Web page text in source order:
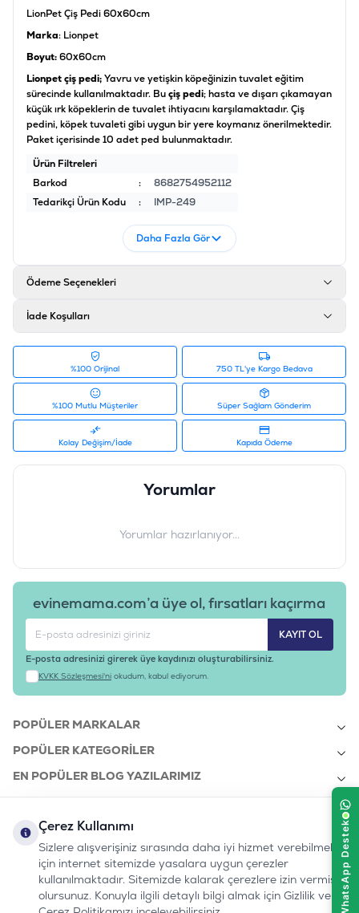
LionPet Çiş Pedi 60x60cm
Marka: Lionpet
Boyut:60x60cm
Lionpet çiş pedi;Yavru ve yetişkin köpeğinizin tuvalet eğitim
sürecinde kullanılmaktadır. Buçiş pedi; hasta ve dışarı çıkamayan
küçük ırk köpeklerin de tuvalet ihtiyacını karşılamaktadır. Çiş
pedini, köpek tuvaleti gibi uygun bir yere koymanız önerilmektedir.
Paket içerisinde 10 adet ped bulunmaktadır.
Ürün Filtreleri
Barkod
:
8682754952112
Tedarikçi Ürün Kodu
: IMP-249
Daha Fazla Gör
Ödeme Seçenekleri
İade Koşulları
%100 Orijinal 750 TL'ye Kargo Bedava
%100 Mutlu Müşteriler Süper Sağlam Gönderim
Kolay Değişim/İade Kapıda Ödeme
Yorumlar
Yorumlar hazırlanıyor...
evinemama.com’a üye ol, fırsatları kaçırma
KAYIT OL
E-posta adresinizi girerek üye kaydınızı oluşturabilirsiniz.
KVKK Sözleşmesi'ni okudum, kabul ediyorum.
POPÜLER MARKALAR
POPÜLER KATEGORILER
EN POPÜLER BLOG YAZILARIMIZ
KURUMSAL
bizi takip edin:
Instagram
Youtube
TiktokFacebook
Linkedin
0232 7000 212
%100 MUTLU
Çerez Kullanımı
Sizlere alışverişiniz sırasında daha iyi hizmet verebilmek
için internet sitemizde yasalara uygun çerezler
kullanılmaktadır. Sitemizde kalarak çerezlere izin vermiş
olursunuz. Konuyla ilgili detaylı bilgi almak için Gizlilik ve